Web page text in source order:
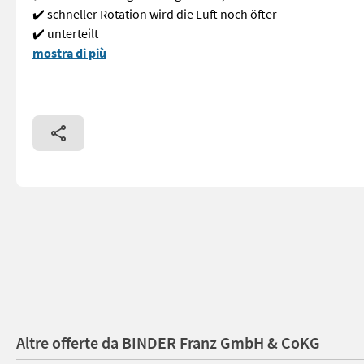
✔️ schneller Rotation wird die Luft noch öfter
✔️ unterteilt
✨ OLMI Druckluftentlauber ✔️ Modell : 430 R + Joystik
mostra di più
Altre offerte da BINDER Franz GmbH & CoKG